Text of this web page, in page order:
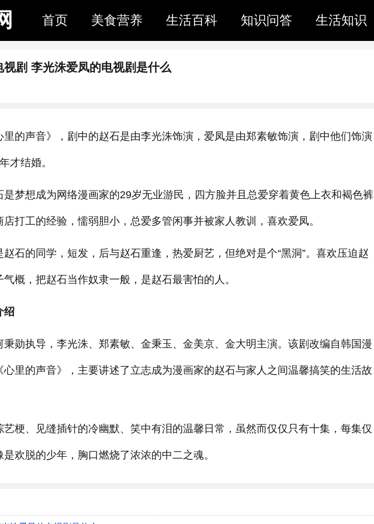
首页 美食营养 生活百科 知识问答 生活知识
剧 李光洙爱凤的电视剧是什么
的声音》，剧中的赵石是由李光洙饰演，爱凤是由郑素敏饰演，剧中他们饰演
才结婚。
是梦想成为网络漫画家的29岁无业游民，四方脸并且总爱穿着黄色上衣和褐色裤
打工的经验，懦弱胆小，总爱多管闲事并被家人教训，喜欢爱凤。
石的同学，短发，后与赵石重逢，热爱厨艺，但绝对是个“黑洞”。喜欢压迫赵
概，把赵石当作奴隶一般，是赵石最害怕的人。
绍
秉勋执导，李光洙、郑素敏、金秉玉、金美京、金大明主演。该剧改编自韩国漫
心里的声音》，主要讲述了立志成为漫画家的赵石与家人之间温馨搞笑的生活故
梗、见缝插针的冷幽默、笑中有泪的温馨日常，虽然而仅仅只有十集，每集仅
欢脱的少年，胸口燃烧了浓浓的中二之魂。